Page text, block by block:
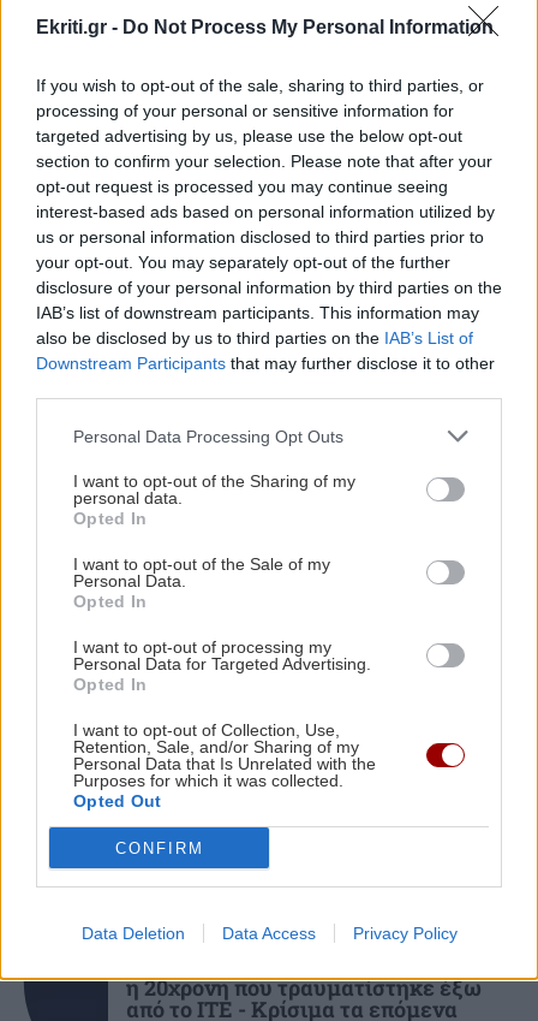
Ekriti.gr - Do Not Process My Personal Information
If you wish to opt-out of the sale, sharing to third parties, or
processing of your personal or sensitive information for
targeted advertising by us, please use the below opt-out
section to confirm your selection. Please note that after your
opt-out request is processed you may continue seeing
interest-based ads based on personal information utilized by
us or personal information disclosed to third parties prior to
your opt-out. You may separately opt-out of the further
disclosure of your personal information by third parties on the
IAB’s list of downstream participants. This information may
also be disclosed by us to third parties on the IAB’s List of
Downstream Participants that may further disclose it to other
Personal Data Processing Opt Outs
I want to opt-out of the Sharing of my
personal data.
Opted In
I want to opt-out of the Sale of my
Personal Data.
Opted In
I want to opt-out of processing my
Personal Data for Targeted Advertising.
Opted In
I want to opt-out of Collection, Use,
Retention, Sale, and/or Sharing of my
Personal Data that Is Unrelated with the
Purposes for which it was collected.
Opted Out
CONFIRM
Data Deletion Data Access Privacy Policy
εκπτώσεις έως 50%
ΚΟΣΜΟΣ
Οι καρχαρίες-τίγρεις: Οι «σκουπιδοφάγοι» των
ωκεανών που κρατούν τις θάλασσες ζωντανές
17:05
ΑΘΛΗΤΙΚΑ
ΟΦΗ: Ελεύθερη πλέον η διάθεση των
εισιτηρίων του Super Cup - Έφυγαν πάνω από
3.000
17:00
GOSSIP - LIFESTYLE
Μαρία Κορινθίου: «Αισθάνομαι μπουχτισμένη»
ΠΟΛΙΤΙΚΗ
σημερινή φιέστα για το myAGRO»
16:49
ΕΛΛΑΔΑ
ΕΛ.ΑΣ.: Αιχμές για την πρόληψη των
εξήγηση»
ΠΕΡΙΣΣΟΤΕΡΑ
ΚΡΗΤΗ
Με λαμπρότητα και κατάνυξη το
Αρκαλοχώρι τίμησε τον Πολιούχο του!
- Πού καθιερώνεται
ΟΙΚΟΝΟΜΙΑ
η δεύτερη πληρωμή των δικαιούχων
του Λογαριασμού Αγροτικής Εστίας
η 20χρονη που τραυματίστηκε έξω
από το ΙΤΕ - Κρίσιμα τα επόμενα